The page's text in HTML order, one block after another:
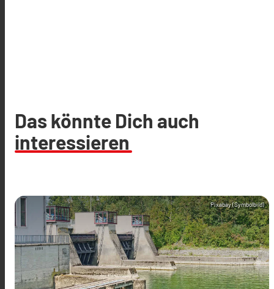
Das könnte Dich auch
interessieren
Pixabay (Symbolbild)